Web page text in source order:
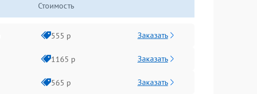
Стоимость
555 р Заказать
1165 р Заказать
565 р Заказать